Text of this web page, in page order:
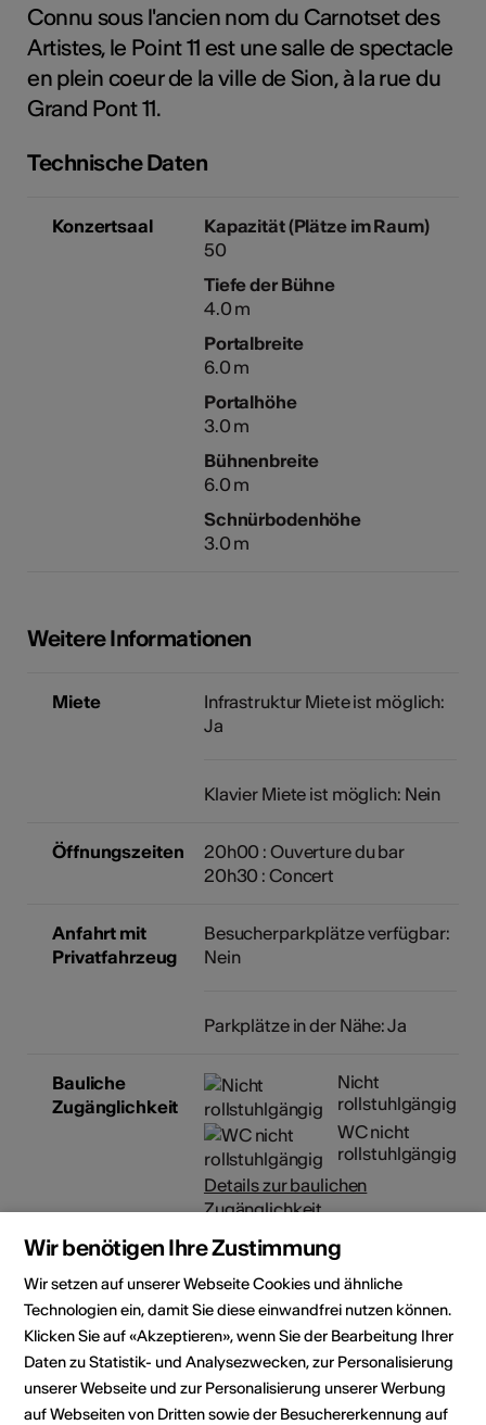
Connu sous l'ancien nom du Carnotset des
Artistes, le Point 11 est une salle de spectacle
en plein coeur de la ville de Sion, à la rue du
Grand Pont 11.
Technische Daten
Konzertsaal
Kapazität (Plätze im Raum)
50
Tiefe der Bühne
4.0 m
Portalbreite
6.0 m
Portalhöhe
3.0 m
Bühnenbreite
6.0 m
Schnürbodenhöhe
3.0 m
Weitere Informationen
Miete
Infrastruktur Miete ist möglich:
Ja
Klavier Miete ist möglich: Nein
Öffnungszeiten
20h00 : Ouverture du bar
20h30 : Concert
Anfahrt mit
Privatfahrzeug
Besucherparkplätze verfügbar:
Nein
Parkplätze in der Nähe: Ja
Bauliche
Zugänglichkeit
Nicht
rollstuhlgängig
WC nicht
rollstuhlgängig
Details zur baulichen
Zugänglichkeit
Lokalität
Wir benötigen Ihre Zustimmung
Wir setzen auf unserer Webseite Cookies und ähnliche
Technologien ein, damit Sie diese einwandfrei nutzen können.
Klicken Sie auf «Akzeptieren», wenn Sie der Bearbeitung Ihrer
Daten zu Statistik- und Analysezwecken, zur Personalisierung
unserer Webseite und zur Personalisierung unserer Werbung
auf Webseiten von Dritten sowie der Besuchererkennung auf